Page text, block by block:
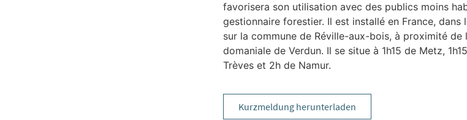
favorisera son utilisation avec des publics moins
gestionnaire forestier. Il est installé en France, dans
sur la commune de Réville-aux-bois, à proximité
domaniale de Verdun. Il se situe à 1h15 de Metz,
Trèves et 2h de Namur.
Kurzmeldung herunterladen